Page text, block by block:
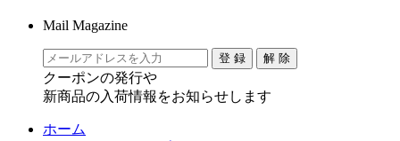
Mail Magazine
クーポンの発行や
新商品の入荷情報をお知らせします
ホーム